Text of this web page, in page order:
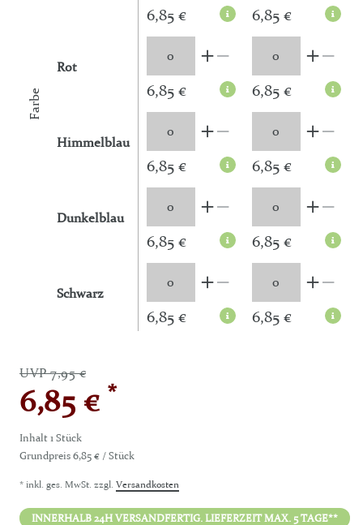
Farbe
6,85 € 6,85 €
Rot
6,85 € 6,85 €
Himmelblau
6,85 € 6,85 €
Dunkelblau
6,85 € 6,85 €
Schwarz
6,85 € 6,85 €
UVP 7,95 €
6,85 € *
Inhalt1 Stück
Grundpreis6,85 € / Stück
* inkl. ges. MwSt. zzgl. Versandkosten
INNERHALB 24H VERSANDFERTIG. LIEFERZEIT MAX. 5 TAGE**